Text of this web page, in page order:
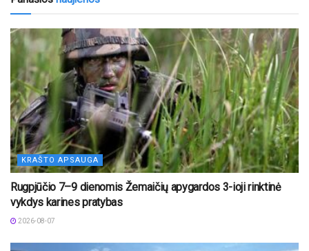
KRAŠTO APSAUGA
Rugpjūčio 7–9 dienomis Žemaičių apygardos 3-ioji rinktinė
vykdys karines pratybas
2026-08-07